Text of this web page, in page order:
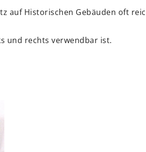
auf Historischen Gebäuden oft
und rechts verwendbar ist.